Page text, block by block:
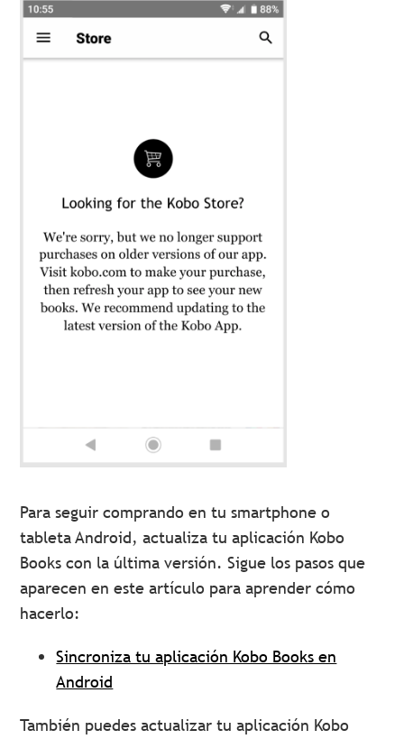
Para seguir comprando en tu smartphone o
tableta Android, actualiza tu aplicación Kobo
Books con la última versión. Sigue los pasos que
aparecen en este artículo para aprender cómo
hacerlo:
Sincroniza tu aplicación Kobo Books en
Android
También puedes actualizar tu aplicación Kobo